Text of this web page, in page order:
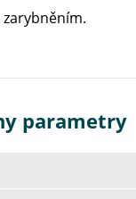
parametry